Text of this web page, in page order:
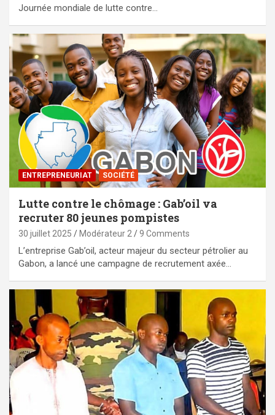
Journée mondiale de lutte contre…
ENTREPRENEURIAT SOCIÉTÉ
Lutte contre le chômage : Gab’oil va
recruter 80 jeunes pompistes
30 juillet 2025 Modérateur 2 9 Comments
L’entreprise Gab’oil, acteur majeur du secteur pétrolier au
Gabon, a lancé une campagne de recrutement axée…